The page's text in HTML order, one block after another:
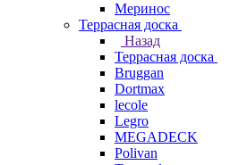
Меринос
Террасная доска
Назад
Террасная доска
Bruggan
Dortmax
lecole
Legro
MEGADECK
Polivan